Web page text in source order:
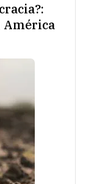
América